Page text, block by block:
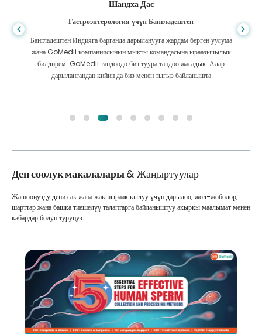
Шандха Дас
Гастроэнтерология үчүн Бангладештен
Бангладештен Индияга барганда дарыланууга жардам берген уулума
жана GoMedii компаниясынын мыкты командасына ыраазычылык
билдирем. GoMedii тандоодо биз туура тандоо жасадык. Алар
дарылангандан кийин да биз менен тыгыз байланышта
Ден соолук макалалары& Жаңыртуулар
Жашооңузду дени сак жана жакшыраак кылуу үчүн дарылоо, жол-жоболор,
шарттар жана башка тиешелүү талаптарга байланыштуу акыркы маалымат менен
кабардар болуп туруңуз.